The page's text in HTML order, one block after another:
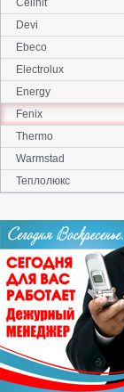
Ceilhit
Devi
Ebeco
Electrolux
Energy
Fenix
Thermo
Warmstad
Теплолюкс